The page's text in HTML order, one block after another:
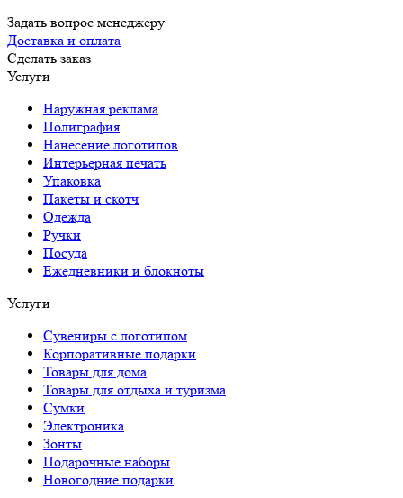
Задать вопрос менеджеру
Доставка и оплата
Сделать заказ
Услуги
Наружная реклама
Полиграфия
Нанесение логотипов
Интерьерная печать
Упаковка
Пакеты и скотч
Одежда
Ручки
Посуда
Ежедневники и блокноты
Услуги
Сувениры с логотипом
Корпоративные подарки
Товары для дома
Товары для отдыха и туризма
Сумки
Электроника
Зонты
Подарочные наборы
Новогодние подарки